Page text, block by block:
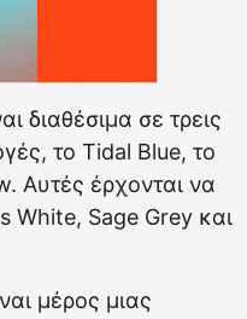
διαθέσιμα σε τρεις
το Tidal Blue, το
Αυτές έρχονται να
White, Sage Grey και
μέρος μιας